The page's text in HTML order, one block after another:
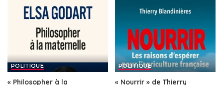
POLITIQUE
« Philosopher à la
POLITIQUE
« Nourrir » de Thierry